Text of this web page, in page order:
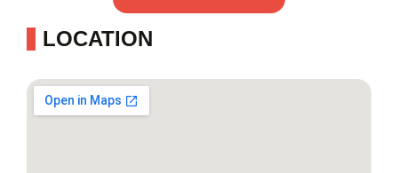
LOCATION